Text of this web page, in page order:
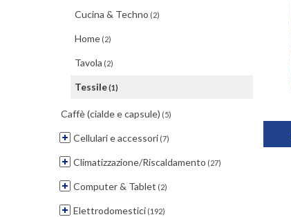
Cucina & Techno (2)
Home (2)
Tavola (2)
Tessile(1)
Caffè (cialde e capsule) (5)
Cellulari e accessori (7)
Climatizzazione/Riscaldamento (27)
Computer & Tablet (2)
Elettrodomestici (192)